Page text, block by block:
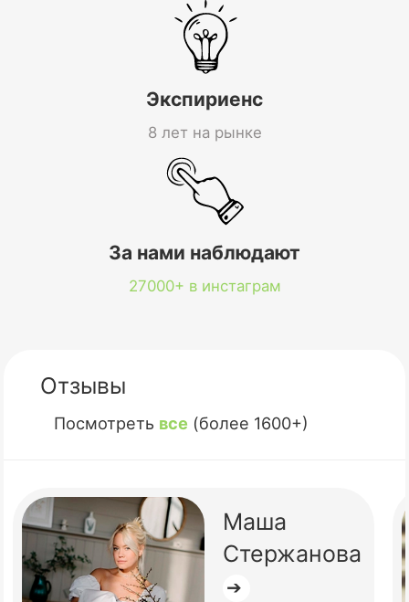
Экспириенс
8 лет на рынке
За нами наблюдают
27000+ в инстаграм
Отзывы
Посмотреть все (более 1600+)
Маша
Стержанова
➔